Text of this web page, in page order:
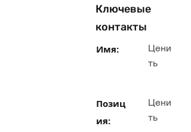
Ключевые
контакты
Имя:
Цени
ть
Позиц
ия:
Цени
ть